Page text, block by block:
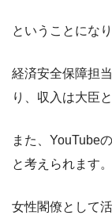
ということになり
経済安全保障担
り、収入は大臣
また、YouTube
と考えられます。
女性閣僚として